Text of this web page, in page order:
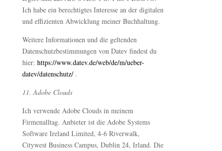
Ich habe ein berechtigtes Interesse an der digitalen
und effizienten Abwicklung meiner Buchhaltung.
Weitere Informationen und die geltenden
Datenschutzbestimmungen von Datev findest du
hier: https://www.datev.de/web/de/m/ueber-
datev/datenschutz/.
11. Adobe Clouds
Ich verwende Adobe Clouds in meinem
Firmenalltag. Anbieter ist die Adobe Systems
Software Ireland Limited, 4-6 Riverwalk,
Citywest Business Campus, Dublin 24, Irland. Die